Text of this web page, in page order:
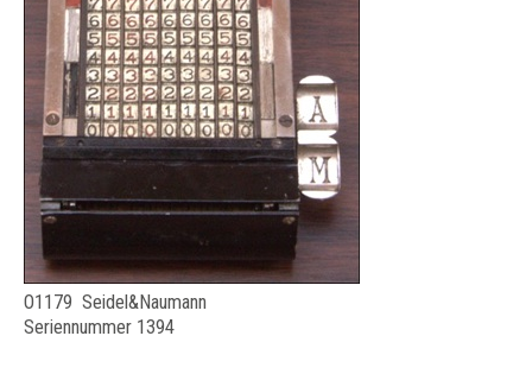
O1179 Seidel&Naumann
Seriennummer 1394